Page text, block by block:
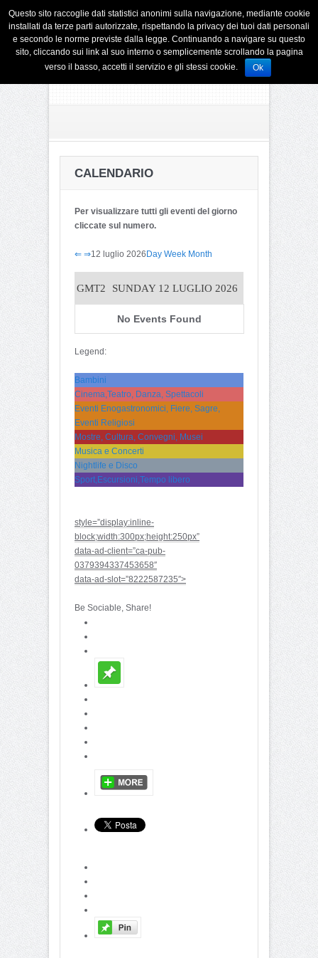
CALENDARIO
Per visualizzare tutti gli eventi del giorno
cliccate sul numero.
⇐ ⇒12 luglio 2026Day Week Month
GMT2 SUNDAY 12 LUGLIO 2026
No Events Found
Legend:
Bambini
Cinema,Teatro, Danza, Spettacoli
Eventi Enogastronomici, Fiere, Sagre,
Eventi Religiosi
Mostre, Cultura, Convegni, Musei
Musica e Concerti
Nightlife e Disco
Sport,Escursioni,Tempo libero
style=”display:inline-
block;width:300px;height:250px”
data-ad-client=”ca-pub-
0379394337453658″
data-ad-slot=”8222587235″>
Be Sociable, Share!
Questo sito raccoglie dati statistici anonimi sulla navigazione, mediante cookie
installati da terze parti autorizzate, rispettando la privacy dei tuoi dati personali
e secondo le norme previste dalla legge. Continuando a navigare su questo
sito, cliccando sui link al suo interno o semplicemente scrollando la pagina
verso il basso, accetti il servizio e gli stessi cookie.
Ok